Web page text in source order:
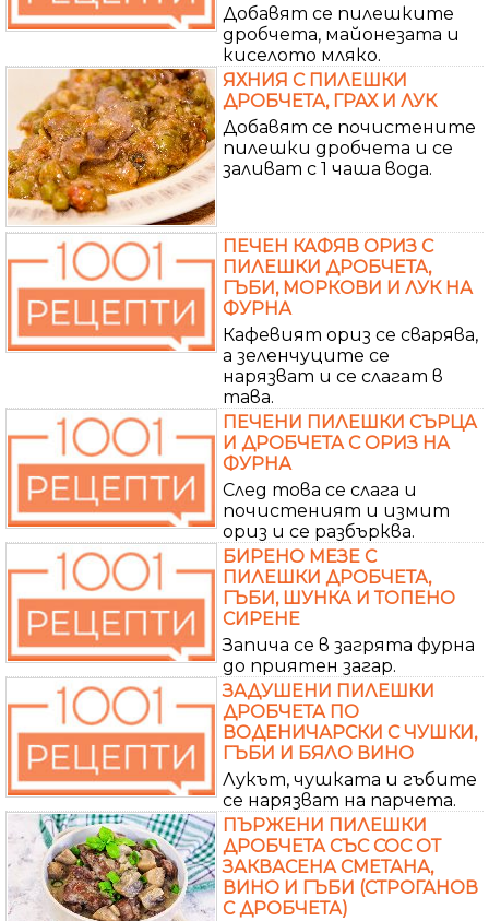
Добавят се пилешките
дробчета, майонезата и
киселото мляко.
ЯХНИЯ С ПИЛЕШКИ
ДРОБЧЕТА, ГРАХ И ЛУК
Добавят се почистените
пилешки дробчета и се
заливат с 1 чаша вода.
ПЕЧЕН КАФЯВ ОРИЗ С
ПИЛЕШКИ ДРОБЧЕТА,
ГЪБИ, МОРКОВИ И ЛУК НА
ФУРНА
Кафевият ориз се сварява,
а зеленчуците се
нарязват и се слагат в
тава.
ПЕЧЕНИ ПИЛЕШКИ СЪРЦА
И ДРОБЧЕТА С ОРИЗ НА
ФУРНА
След това се слага и
почистеният и измит
ориз и се разбърква.
БИРЕНО МЕЗЕ С
ПИЛЕШКИ ДРОБЧЕТА,
ГЪБИ, ШУНКА И ТОПЕНО
СИРЕНЕ
Запича се в загрята фурна
до приятен загар.
ЗАДУШЕНИ ПИЛЕШКИ
ДРОБЧЕТА ПО
ВОДЕНИЧАРСКИ С ЧУШКИ,
ГЪБИ И БЯЛО ВИНО
Лукът, чушката и гъбите
се нарязват на парчета.
ПЪРЖЕНИ ПИЛЕШКИ
ДРОБЧЕТА СЪС СОС ОТ
ЗАКВАСЕНА СМЕТАНА,
ВИНО И ГЪБИ (СТРОГАНОВ
С ДРОБЧЕТА)